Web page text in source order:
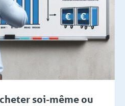
soi-même ou